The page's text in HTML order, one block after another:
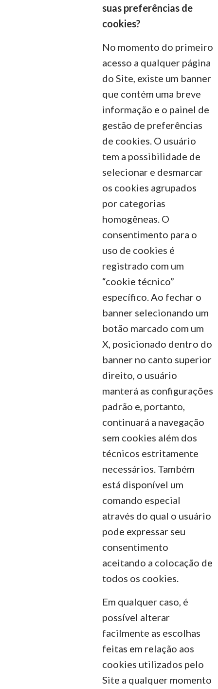
suas preferências de
cookies?
No momento do primeiro
acesso a qualquer página
do Site, existe um banner
que contém uma breve
informação e o painel de
gestão de preferências
de cookies. O usuário
tem a possibilidade de
selecionar e desmarcar
os cookies agrupados
por categorias
homogêneas. O
consentimento para o
uso de cookies é
registrado com um
“cookie técnico”
específico. Ao fechar o
banner selecionando um
botão marcado com um
X, posicionado dentro do
banner no canto superior
direito, o usuário
manterá as configurações
padrão e, portanto,
continuará a navegação
sem cookies além dos
técnicos estritamente
necessários. Também
está disponível um
comando especial
através do qual o usuário
pode expressar seu
consentimento
aceitando a colocação de
todos os cookies.
Em qualquer caso, é
possível alterar
facilmente as escolhas
feitas em relação aos
cookies utilizados pelo
Site a qualquer momento